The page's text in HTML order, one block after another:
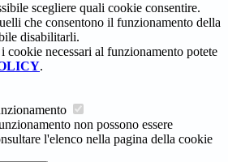
scegliere quali cookie consentire.
che consentono il funzionamento della
disabilitarli.
cookie necessari al funzionamento potete
.
non possono essere
l'elenco nella pagina della cookie